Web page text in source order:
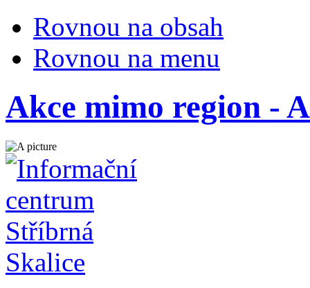
Rovnou na obsah
Rovnou na menu
Akce mimo region -